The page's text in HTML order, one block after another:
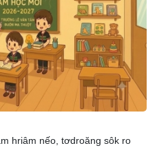
hriâm nếo, tơdroăng sôk ro